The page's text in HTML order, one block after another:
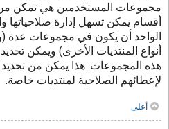
مجموعات المستخدمين هي تمكن
أقسام يمكن تسهل إدارة صلاحياتها
الواحد أن يكون في مجموعات عدة
أنواع المنتديات الأخرى) ويمكن
هذه المجموعات. هذا يمكن من
لإعطائهم الصلاحية لمنتديات خاصة.
أعلى